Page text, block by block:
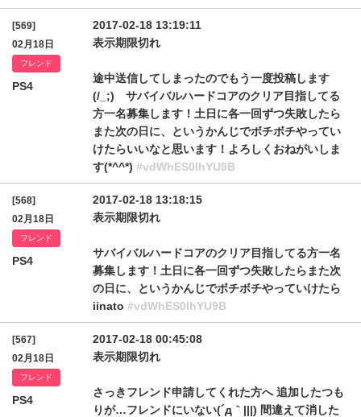
[569]
02月18日
フレンド
PS4
2017-02-18 13:19:11
表示期限切れ
途中送信してしまったのでもう一度投稿します
(/_;) サバイバルハードコアのクリア目指してる
方一名募集します！土日に各一回ずつ失敗したら
また次の日に、というかんじでボチボチやってい
けたらいいなと思います！よろしくおねがいしま
す(*^^*) #vdWhES0lhYU9B
[568]
02月18日
フレンド
PS4
2017-02-18 13:18:15
表示期限切れ
サバイバルハードコアのクリア目指してる方一名
募集します！土日に各一回ずつ失敗したらまた次
の日に、というかんじでボチボチやっていけたら
iinato #vdWhES0lhYU9B
[567]
02月18日
フレンド
PS4
2017-02-18 00:45:08
表示期限切れ
さっきフレンド申請してくれた方へ 追加したつも
りが…フレンドにいない(´д｀|||) 間違えて消した